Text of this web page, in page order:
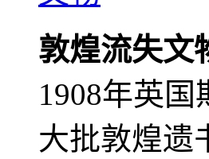
敦煌流失文
1908年英
大批敦煌遗